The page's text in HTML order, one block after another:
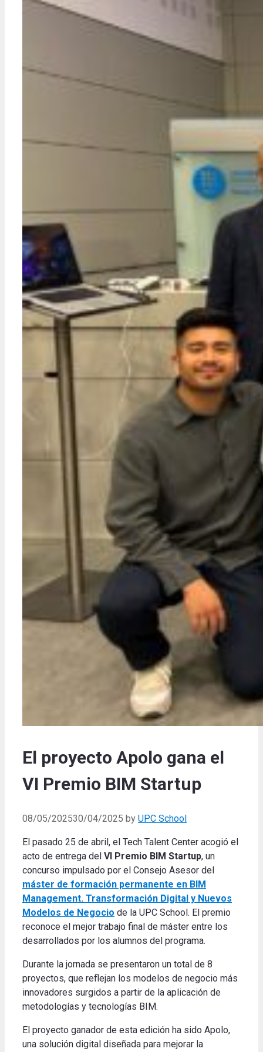
El proyecto Apolo gana el
VI Premio BIM Startup
08/05/202530/04/2025 by UPC School
El pasado 25 de abril, el Tech Talent Center acogió el
acto de entrega del VI Premio BIM Startup, un
concurso impulsado por el Consejo Asesor del
máster de formación permanente en BIM
Management. Transformación Digital y Nuevos
Modelos de Negocio de la UPC School. El premio
reconoce el mejor trabajo final de máster entre los
desarrollados por los alumnos del programa.
Durante la jornada se presentaron un total de 8
proyectos, que reflejan los modelos de negocio más
innovadores surgidos a partir de la aplicación de
metodologías y tecnologías BIM.
El proyecto ganador de esta edición ha sido Apolo,
una solución digital diseñada para mejorar la